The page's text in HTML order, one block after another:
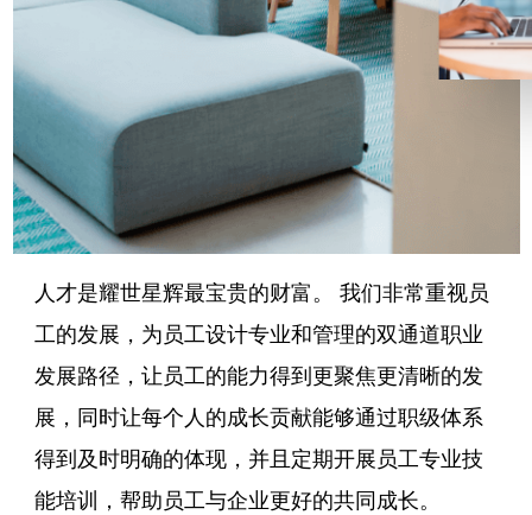
人才是耀世星辉最宝贵的财富。 我们非常重视员
工的发展，为员工设计专业和管理的双通道职业
发展路径，让员工的能力得到更聚焦更清晰的发
展，同时让每个人的成长贡献能够通过职级体系
得到及时明确的体现，并且定期开展员工专业技
能培训，帮助员工与企业更好的共同成长。